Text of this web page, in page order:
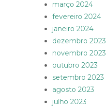
março 2024
fevereiro 2024
janeiro 2024
dezembro 2023
novembro 2023
outubro 2023
setembro 2023
agosto 2023
julho 2023